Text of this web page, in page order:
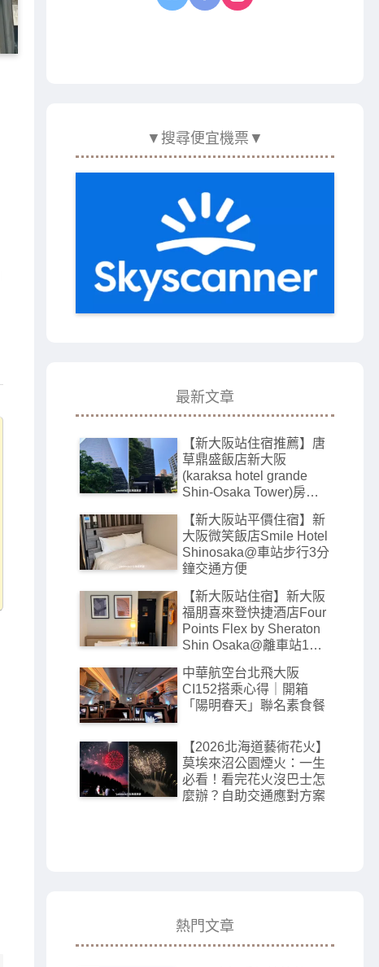
▼搜尋便宜機票▼
最新文章
【新大阪站住宿推薦】唐
草鼎盛飯店新大阪
(karaksa hotel grande
Shin-Osaka Tower)房間
【新大阪站平價住宿】新
大阪微笑飯店Smile Hotel
Shinosaka@車站步行3分
鐘交通方便
【新大阪站住宿】新大阪
福朋喜來登快捷酒店Four
Points Flex by Sheraton
Shin Osaka@離車站1分
中華航空台北飛大阪
CI152搭乘心得｜開箱
「陽明春天」聯名素食餐
【2026北海道藝術花火】
莫埃來沼公園煙火：一生
必看！看完花火沒巴士怎
麼辦？自助交通應對方案
熱門文章